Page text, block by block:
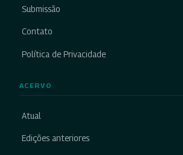
Submissão
Contato
Política de Privacidade
ACERVO
Atual
Edições anteriores